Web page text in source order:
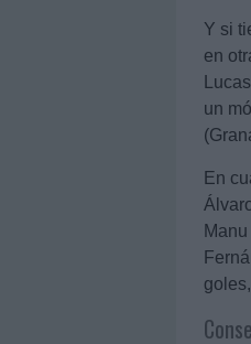
Y si
en
un
En